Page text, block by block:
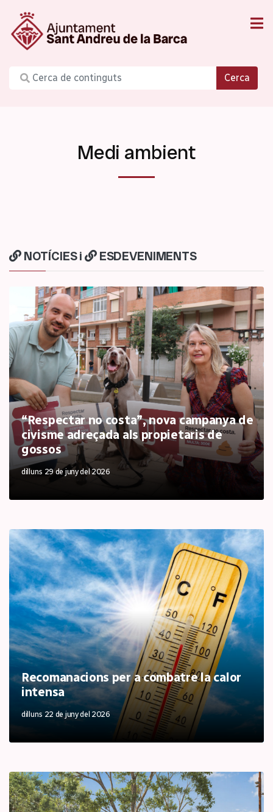
Cerca
Medi ambient
NOTÍCIESi ESDEVENIMENTS
“Respectar no costa”, nova campanya de
civisme adreçada als propietaris de
gossos
dilluns 29 de juny del 2026
Recomanacions per a combatre la calor
intensa
dilluns 22 de juny del 2026